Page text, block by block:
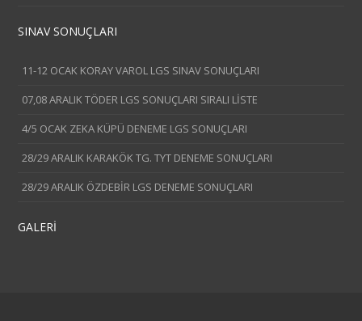
SINAV SONUÇLARI
11-12 OCAK KORAY VAROL LGS SINAV SONUÇLARI
07,08 ARALIK TÖDER LGS SONUÇLARI SIRALI LİSTE
4/5 OCAK ZEKA KÜPÜ DENEME LGS SONUÇLARI
28/29 ARALIK KARAKÖK TG. TYT DENEME SONUÇLARI
28/29 ARALIK ÖZDEBİR LGS DENEME SONUÇLARI
GALERİ